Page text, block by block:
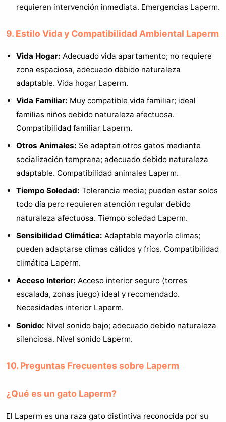
requieren intervención inmediata. Emergencias Laperm.
9. Estilo Vida y Compatibilidad Ambiental Laperm
Vida Hogar: Adecuado vida apartamento; no requiere
zona espaciosa, adecuado debido naturaleza
adaptable. Vida hogar Laperm.
Vida Familiar: Muy compatible vida familiar; ideal
familias niños debido naturaleza afectuosa.
Compatibilidad familiar Laperm.
Otros Animales: Se adaptan otros gatos mediante
socialización temprana; adecuado debido naturaleza
adaptable. Compatibilidad animales Laperm.
Tiempo Soledad: Tolerancia media; pueden estar solos
todo día pero requieren atención regular debido
naturaleza afectuosa. Tiempo soledad Laperm.
Sensibilidad Climática: Adaptable mayoría climas;
pueden adaptarse climas cálidos y fríos. Compatibilidad
climática Laperm.
Acceso Interior: Acceso interior seguro (torres
escalada, zonas juego) ideal y recomendado.
Necesidades interior Laperm.
Sonido: Nivel sonido bajo; adecuado debido naturaleza
silenciosa. Nivel sonido Laperm.
10. Preguntas Frecuentes sobre Laperm
¿Qué es un gato Laperm?
El Laperm es una raza gato distintiva reconocida por su